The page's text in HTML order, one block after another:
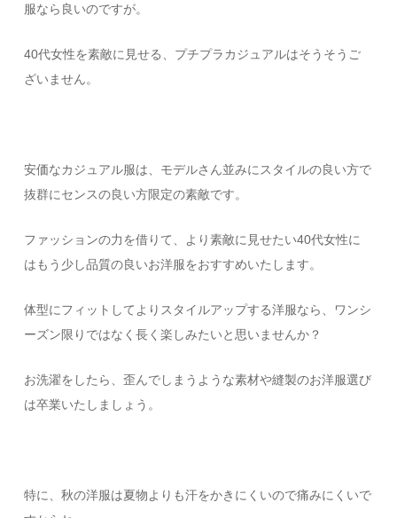
服なら良いのですが。
40代女性を素敵に見せる、プチプラカジュアルはそうそうご
ざいません。
安価なカジュアル服は、モデルさん並みにスタイルの良い方で
抜群にセンスの良い方限定の素敵です。
ファッションの力を借りて、より素敵に見せたい40代女性に
はもう少し品質の良いお洋服をおすすめいたします。
体型にフィットしてよりスタイルアップする洋服なら、ワンシ
ーズン限りではなく長く楽しみたいと思いませんか？
お洗濯をしたら、歪んでしまうような素材や縫製のお洋服選び
は卒業いたしましょう。
特に、秋の洋服は夏物よりも汗をかきにくいので痛みにくいで